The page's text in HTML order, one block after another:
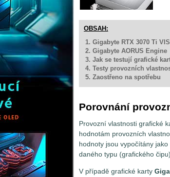
OBSAH:
1. Gigabyte RTX 3070 Ti
2. Gigabyte AORUS Engine
3. Jak se testují grafické
4. Testy provozních
5. Zaostřeno na spotřebu
Porovnání
Provozní vlastnosti grafické
hodnotám provozních
hodnoty jsou vypočítány
daného typu (grafického čipu).
V případě grafické karty